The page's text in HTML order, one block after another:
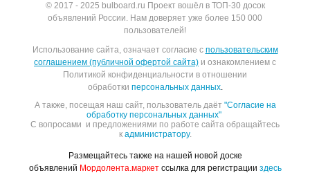
© 2017 - 2025 bulboard.ru Проект вошёл в ТОП-30 досок
объявлений России. Нам доверяет уже более 150 000
пользователей!
Использование сайта, означает согласие с пользовательским
соглашением (публичной офертой сайта) и ознакомлением с
Политикой конфиденциальности в отношении
обработки персональных данных.
А также, посещая наш сайт, пользователь даёт "Согласие на
обработку персональных данных"
С вопросами и предложениями по работе сайта обращайтесь
к администратору.
Размещайтесь также на нашей новой доске
объявлений Мордолента.маркетссылка для регистрации здесь